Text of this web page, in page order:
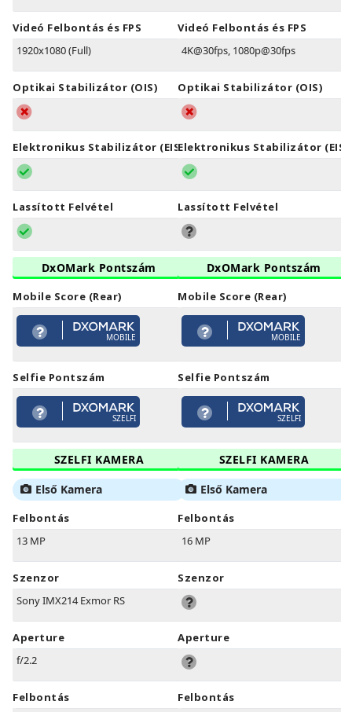
Videó Felbontás és FPS
1920x1080 (Full)
Optikai Stabilizátor (OIS)
Elektronikus Stabilizátor (EIS)
Lassított Felvétel
DxOMark Pontszám
Mobile Score (Rear)
MOBILE
Selfie Pontszám
SZELFI
SZELFI KAMERA
Első Kamera
Felbontás
13 MP
Szenzor
Sony IMX214 Exmor RS
Aperture
f/2.2
Felbontás
Videó Felbontás és FPS
4K@30fps, 1080p@30fps
Optikai Stabilizátor (OIS)
Elektronikus Stabilizátor (EIS)
Lassított Felvétel
DxOMark Pontszám
Mobile Score (Rear)
MOBILE
Selfie Pontszám
SZELFI
SZELFI KAMERA
Első Kamera
Felbontás
16 MP
Szenzor
Aperture
Felbontás